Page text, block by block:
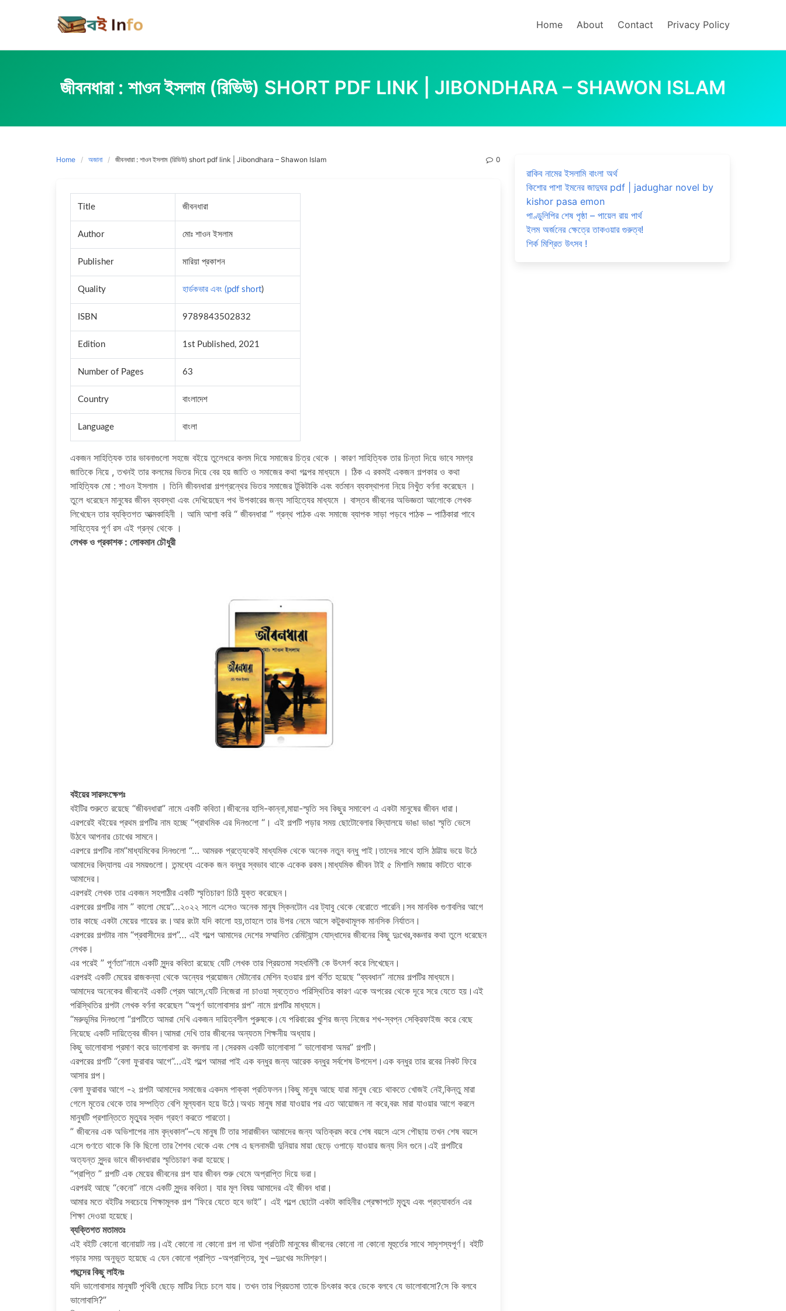
Home About Contact Privacy Policy
জীবনধারা : শাওন ইসলাম (রিভিউ) SHORT PDF LINK | JIBONDHARA – SHAWON ISLAM
Home অজানা জীবনধারা : শাওন ইসলাম (রিভিউ) short pdf link | Jibondhara – Shawon Islam 0
Title জীবনধারা
Author মোঃ শাওন ইসলাম
Publisher মারিয়া প্রকাশন
Quality হার্ডকভার এবং (pdf short)
ISBN 9789843502832
Edition 1st Published, 2021
Number of Pages 63
Country বাংলাদেশ
Language বাংলা
একজন সাহিত্যিক তার ভাবনাগুলো সহজে বইয়ে তুলেধরে কলম দিয়ে সমাজের চিত্র থেকে । কারণ সাহিত্যিক তার চিন্তা দিয়ে ভাবে সমগ্র
জাতিকে নিয়ে , তখনই তার কলমের ভিতর দিয়ে বের হয় জাতি ও সমাজের কথা গল্পের মাধ্যমে । ঠিক এ রকমই একজন গল্পকার ও কথা
সাহিত্যিক মো : শাওন ইসলাম । তিনি জীবনধারা গল্পগ্রন্থের ভিতর সমাজের টুকিটাকি এবং বর্তমান ব্যবস্থাপনা নিয়ে নিখুঁত বর্ণনা করেছেন ।
তুলে ধরেছেন মানুষের জীবন ব্যবস্থা এবং দেখিয়েছেন পথ উপকারের জন্য সাহিত্যের মাধ্যমে । বাস্তব জীবনের অভিজ্ঞতা আলোকে লেখক
লিখেছেন তার ব্যক্তিগত আত্মকাহিনী । আমি আশা করি “ জীবনধারা ” গ্রন্থ পাঠক এবং সমাজে ব্যাপক সাড়া পড়বে পাঠক – পাঠিকারা পাবে
সাহিত্যের পূর্ণ রস এই গ্রন্থ থেকে ।
লেখক ও প্রকাশক : লোকমান চৌধুরী
বইয়ের সারসংক্ষেপঃ
বইটির শুরুতে রয়েছে “জীবনধারা” নামে একটি কবিতা।জীবনের হাসি-কান্না,মায়া-স্মৃতি সব কিছুর সমাবেশ এ একটা মানুষের জীবন ধারা।
এরপরেই বইয়ের প্রথম গল্পটির নাম হচ্ছে “প্রাথমিক এর দিনগুলো “। এই গল্পটি পড়ার সময় ছোটোবেলার বিদ্যালয়ে ভাঙা ভাঙা স্মৃতি ভেসে
উঠবে আপনার চোখের সামনে।
এরপরে গল্পটির নাম”মাধ্যমিকের দিনগুলো “… আমরক প্রত্যেকেই মাধ্যমিক থেকে অনেক নতুন বন্ধু পাই।তাদের সাথে হাসি ঠাট্টায় ভয়ে উঠে
আমাদের বিদ্যালয় এর সময়গুলো। তন্মধ্যে একেক জন বন্ধুর স্বভাব থাকে একেক রকম।মাধ্যমিক জীবন টাই ৫ মিশালি মজায় কাটতে থাকে
আমাদের।
এরপরই লেখক তার একজন সহপাঠীর একটি স্মৃতিচারণ চিঠি যুক্ত করেছেন।
এরপরের গল্পটির নাম ” কালো মেয়ে”…২০২২ সালে এসেও অনেক মানুষ স্কিনটোন এর ট্যাবু থেকে বেরোতে পারেনি।সব মানবিক গুণাবলির আগে
তার কাছে একটা মেয়ের গায়ের রং।আর রংটা যদি কালো হয়,তাহলে তার উপর নেমে আসে কটুকথামূলক মানসিক নির্যাতন।
এরপরের গল্পটার নাম “প্রবাসীদের গল্প”… এই গল্পে আমাদের দেশের সম্মানিত রেমিট্যান্স যোদ্ধাদের জীবনের কিছু দুঃখের,বঞ্চনার কথা তুলে ধরেছেন
লেখক।
এর পরেই ” পূর্ণতা”নামে একটি সুন্দর কবিতা রয়েছে যেটি লেখক তার প্রিয়তমা সহধর্মিণী কে উৎসর্গ করে লিখেছেন।
এরপরই একটি মেয়ের রাজকন্যা থেকে অন্যের প্রয়োজন মেটানোর মেশিন হওয়ার গল্প বর্ণিত হয়েছে “ব্যবধান” নামের গল্পটির মাধ্যমে।
আমাদের অনেকের জীবনেই একটি প্রেম আসে,যেটি নিজেরা না চাওয়া স্বত্তেও পরিস্থিতির কারণ একে অপরের থেকে দূরে সরে যেতে হয়।এই
পরিস্থিতির গল্পটা লেখক বর্ণনা করেছেল “অপূর্ণ ভালোবাসার গল্প” নামে গল্পটির মাধ্যমে।
“মরুভূমির দিনগুলো “গল্পটিতে আমরা দেখি একজন দায়িত্বশীল পুরুষকে।যে পরিবারের খুশির জন্য নিজের শখ-স্বপ্ন সেক্রিফাইজ করে বেছে
নিয়েছে একটি দায়িত্বের জীবন।আমরা দেখি তার জীবনের অন্যতম শিক্ষনীয় অধ্যায়।
কিছু ভালোবাসা প্রমাণ করে ভালোবাসা রং বদলায় না।সেরকম একটি ভালোবাসা ” ভালোবাসা অমর” গল্পটি।
এরপরের গল্পটি “বেলা ফুরাবার আগে”…এই গল্পে আমরা পাই এক বন্ধুর জন্য আরেক বন্ধুর সর্বশেষ উপদেশ।এক বন্ধুর তার রবের নিকট ফিরে
আসার গল্প।
বেলা ফুরাবার আগে -২ গল্পটা আমাদের সমাজের একদম পাক্কা প্রতিফলন।কিছু মানুষ আছে যারা মানুষ বেচে থাকতে খোজই নেই,কিন্তু মারা
গেলে মৃতের থেকে তার সম্পত্তি বেশি মূল্যবান হয়ে উঠে।অথচ মানুষ মারা যাওয়ার পর এত আয়োজন না করে,বরং মারা যাওয়ার আগে করলে
মানুষটি প্রশান্তিতে মৃত্যুর স্বাদ গ্রহণ করতে পারতো।
” জীবনের এক অভিশাপের নাম বৃদ্ধকাল”–যে মানুষ টি তার সারাজীবন আমাদের জন্য অতিক্রম করে শেষ বয়সে এসে পৌছায় তখন শেষ বয়সে
এসে গুণতে থাকে কি কি ছিলো তার শৈশব থেকে এবং শেষ এ ছলনাময়ী দুনিয়ার মায়া ছেড়ে ওপাড়ে যাওয়ার জন্য দিন গুনে।এই গল্পটিরে
অত্যন্ত সুন্দর ভাবে জীবনধারার স্মৃতিচারণ করা হয়েছে।
“প্রাপ্তি ” গল্পটি এক মেয়ের জীবনের গল্প যার জীবন শুরু থেমে অপ্রাপ্তি দিয়ে ভরা।
এরপরই আছে “কেনো” নামে একটি সুন্দর কবিতা। যার মূল বিষয় আমাদের এই জীবন ধারা।
আমার মতে বইটির সবচেয়ে শিক্ষামূলক গল্প “ফিরে যেতে হবে ভাই”। এই গল্পে ছোটো একটা কাহিনীর প্রেক্ষাপটে মৃত্যু এবং প্রত্যাবর্তন এর
শিক্ষা দেওয়া হয়েছে।
ব্যক্তিগত মতামতঃ
এই বইটি কোনো বানোয়াট নয়।এই কোনো না কোনো গল্প না ঘটনা প্রতিটি মানুষের জীবনের কোনো না কোনো মূহুর্তের সাথে সাদৃশস্যপূর্ণ। বইটি
পড়ার সময় অনুভূত হয়েছে এ যেন কোনো প্রাপ্তি -অপ্রাপ্তির, সুখ –দুঃখের সংমিশ্রণ।
পছন্দের কিছু লাইনঃ
যদি ভালোবাসার মানুষটি পৃথিবী ছেড়ে মাটির নিচে চলে যায়। তখন তার প্রিয়তমা তাকে চিৎকার করে ডেকে বলবে যে ভালোবাসো?সে কি বলবে
ভালোবাসি?”
রাকিব নামের ইসলামি বাংলা অর্থ
কিশোর পাশা ইমনের জাদুঘর pdf | jadughar novel by
kishor pasa emon
পাণ্ডুলিপির শেষ পৃষ্ঠা – পায়েল রায় পার্থ
ইলম অর্জনের ক্ষেত্রে তাকওয়ার গুরুত্ব!
শির্ক মিশ্রিত উৎসব !